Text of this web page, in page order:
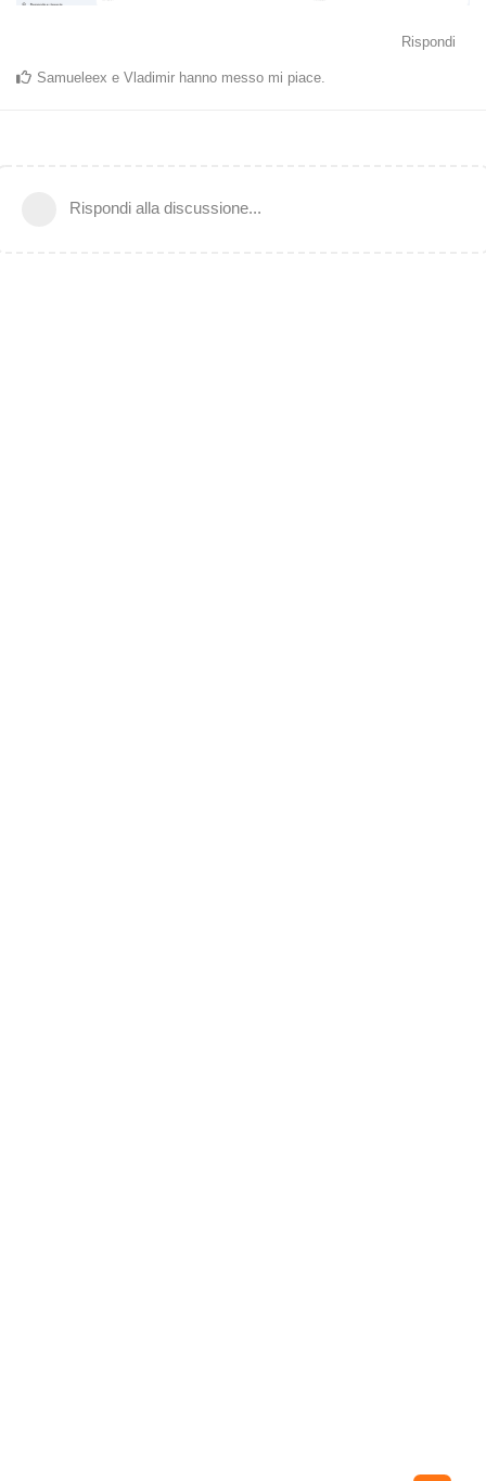
Rispondi
Samueleex e Vladimir hanno messo mi piace
Rispondi alla discussione...